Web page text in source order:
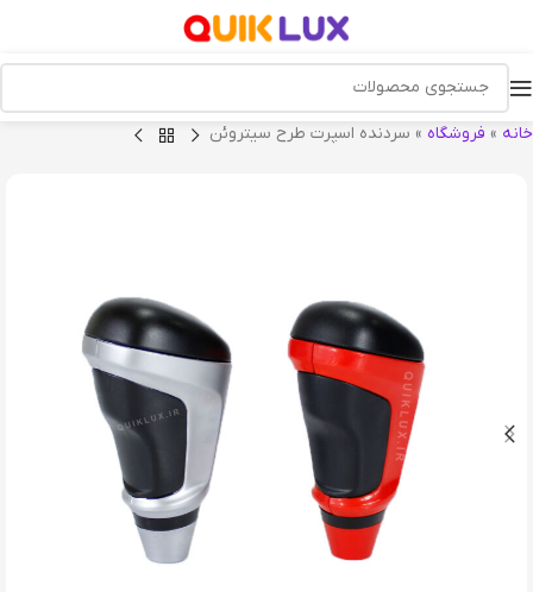
خانه » فروشگاه » سردنده اسپرت طرح سیتروئن